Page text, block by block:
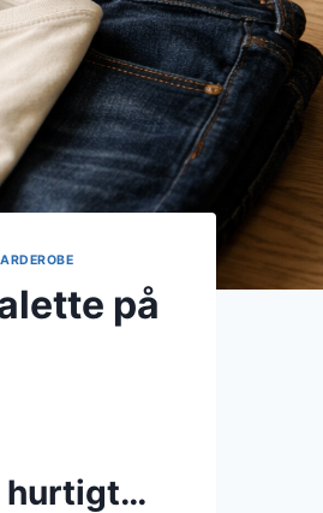
på
hurtigt…